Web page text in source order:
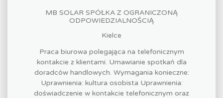
MB SOLAR SPÓŁKA Z OGRANICZONĄ
ODPOWIEDZIALNOŚCIĄ
Kielce
Praca biurowa polegająca na telefonicznym
kontakcie z klientami. Umawianie spotkań dla
doradców handlowych. Wymagania konieczne:
Uprawnienia: kultura osobista Uprawnienia:
doświadczenie w kontakcie telefonicznym oraz